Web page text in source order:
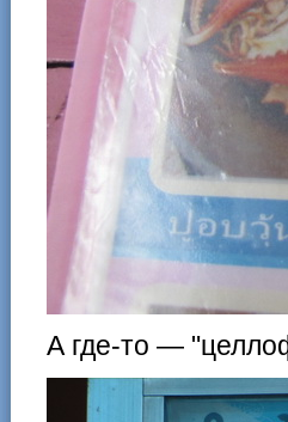
А где-то —